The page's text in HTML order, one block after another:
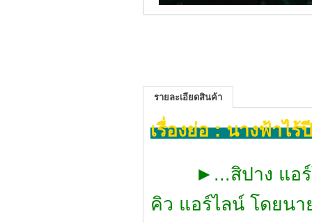
รายละเอียดสินค้า
เรื่องย่อ : นางฟ้าไ
► ...สิปาง แอ
คิว แอร์ไลน์ โดยน